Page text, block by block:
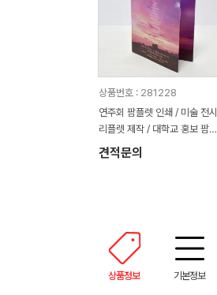
상품번호 : 281228
연주회 팜플렛 인쇄 / 미술 전시
리플렛 제작 / 대학교 홍보 팜플
렛
견적문의
상품정보 기본정보